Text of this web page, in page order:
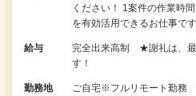
ください！ 1案件の作業時
を有効活用できるお仕事で
給与
完全出来高制 ★謝礼は、最
す！
勤務地
ご自宅※フルリモート勤務